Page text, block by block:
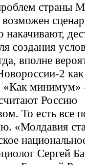
страны
создания
вполне
2
«Как минимум»
Россию
То есть все
«Молдавия
Сергей